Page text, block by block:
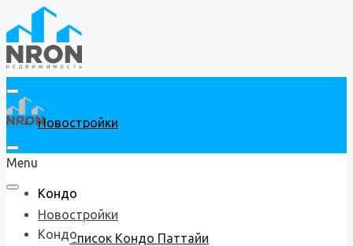
Новостройки
Кондо
Список Кондо Паттайи
Menu
Новостройки
Кондо